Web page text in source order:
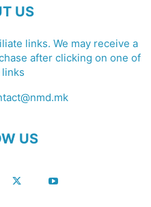
US
links. We may receive a
after clicking on one of
US